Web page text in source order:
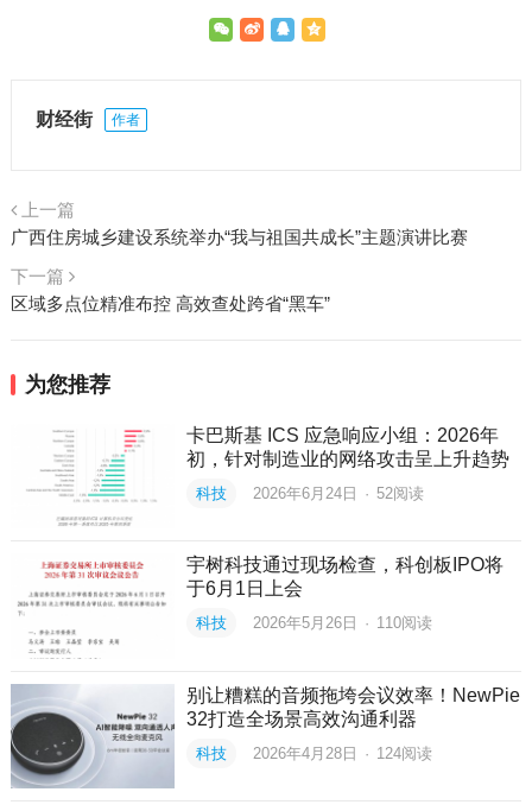
财经街 作者
上一篇
广西住房城乡建设系统举办“我与祖国共成长”主题演讲比赛
下一篇
区域多点位精准布控 高效查处跨省“黑车”
为您推荐
卡巴斯基 ICS 应急响应小组：2026年
初，针对制造业的网络攻击呈上升趋势
科技 2026年6月24日 · 52阅读
宇树科技通过现场检查，科创板IPO将
于6月1日上会
科技 2026年5月26日 · 110阅读
别让糟糕的音频拖垮会议效率！NewPie
32打造全场景高效沟通利器
科技 2026年4月28日 · 124阅读